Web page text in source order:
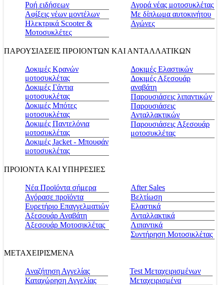
Ροή ειδήσεων
Αφίξεις νέων μοντέλων
Ηλεκτρικά Scooter &
Μοτοσυκλέτες
Αγορά νέας μοτοσυκλέτας
Με δίπλωμα αυτοκινήτου
Αγώνες
ΠΑΡΟΥΣΙΑΣΕΙΣ ΠΡΟΙΟΝΤΩΝ ΚΑΙ ΑΝΤΑΛΛΑΤΙΚΩΝ
Δοκιμές Κρανών
μοτοσυκλέτας
Δοκιμές Γάντια
μοτοσυκλέτας
Δοκιμές Μπότες
μοτοσυκλέτας
Δοκιμές Παντελόνια
μοτοσυκλέτας
Δοκιμές Jacket - Μπουφάν
μοτοσυκλέτας
Δοκιμές Ελαστικών
Δοκιμές Αξεσουάρ
αναβάτη
Παρουσιάσεις λιπαντικών
Παρουσιάσεις
Ανταλλακτικών
Παρουσιάσεις Αξεσουάρ
μοτοσυκλέτας
ΠΡΟΙΟΝΤΑ ΚΑΙ ΥΠΗΡΕΣΙΕΣ
Νέα Προϊόντα σήμερα
Αγόρασε προϊόντα
Ευρετήριο Επαγγελματιών
Αξεσουάρ Αναβάτη
Αξεσουάρ Μοτοσικλέτας
Αfter Sales
Βελτίωση
Ελαστικά
Ανταλλακτικά
Λιπαντικά
Συντήρηση Μοτοσικλέτας
ΜΕΤΑΧΕΙΡΙΣΜΕΝΑ
Αναζήτηση Αγγελίας
Καταχώρηση Αγγελίας
Test Μεταχειρισμένων
Μεταχειρισμένα